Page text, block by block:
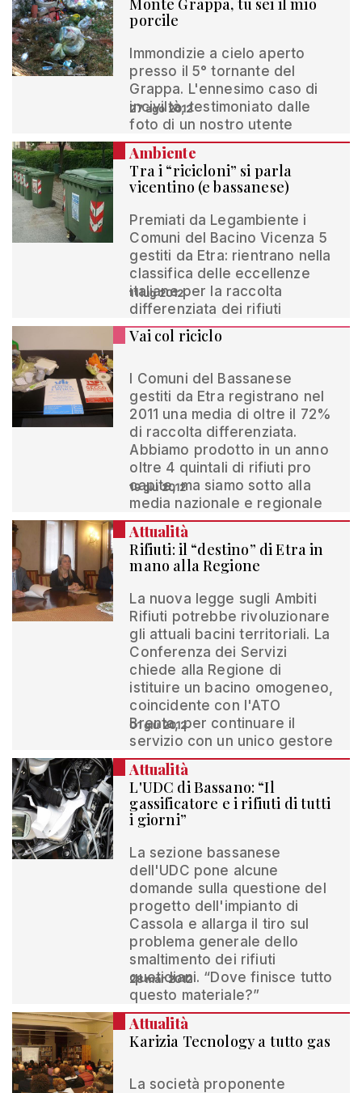
Monte Grappa, tu sei il mio
porcile
Immondizie a cielo aperto
presso il 5° tornante del
Grappa. L'ennesimo caso di
inciviltà, testimoniato dalle
foto di un nostro utente
27 ago 2012
Ambiente
Tra i “ricicloni” si parla
vicentino (e bassanese)
Premiati da Legambiente i
Comuni del Bacino Vicenza 5
gestiti da Etra: rientrano nella
classifica delle eccellenze
italiane per la raccolta
differenziata dei rifiuti
11 lug 2012
Vai col riciclo
I Comuni del Bassanese
gestiti da Etra registrano nel
2011 una media di oltre il 72%
di raccolta differenziata.
Abbiamo prodotto in un anno
oltre 4 quintali di rifiuti pro
capite, ma siamo sotto alla
media nazionale e regionale
19 giu 2012
Attualità
Rifiuti: il “destino” di Etra in
mano alla Regione
La nuova legge sugli Ambiti
Rifiuti potrebbe rivoluzionare
gli attuali bacini territoriali. La
Conferenza dei Servizi
chiede alla Regione di
istituire un bacino omogeneo,
coincidente con l'ATO
Brenta, per continuare il
servizio con un unico gestore
01 giu 2012
Attualità
L'UDC di Bassano: “Il
gassificatore e i rifiuti di tutti
i giorni”
La sezione bassanese
dell'UDC pone alcune
domande sulla questione del
progetto dell'impianto di
Cassola e allarga il tiro sul
problema generale dello
smaltimento dei rifiuti
quotidiani. “Dove finisce tutto
questo materiale?”
28 mar 2012
Attualità
Karizia Tecnology a tutto gas
La società proponente